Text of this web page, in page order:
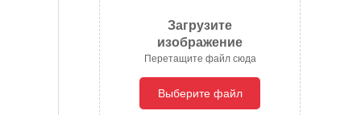
Загрузите
изображение
Перетащите файл сюда